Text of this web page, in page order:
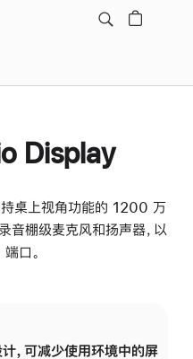
Display
桌上视角功能的 1200 万
棚级麦克风和扬声器，以
口。
，可减少使用环境中的屏